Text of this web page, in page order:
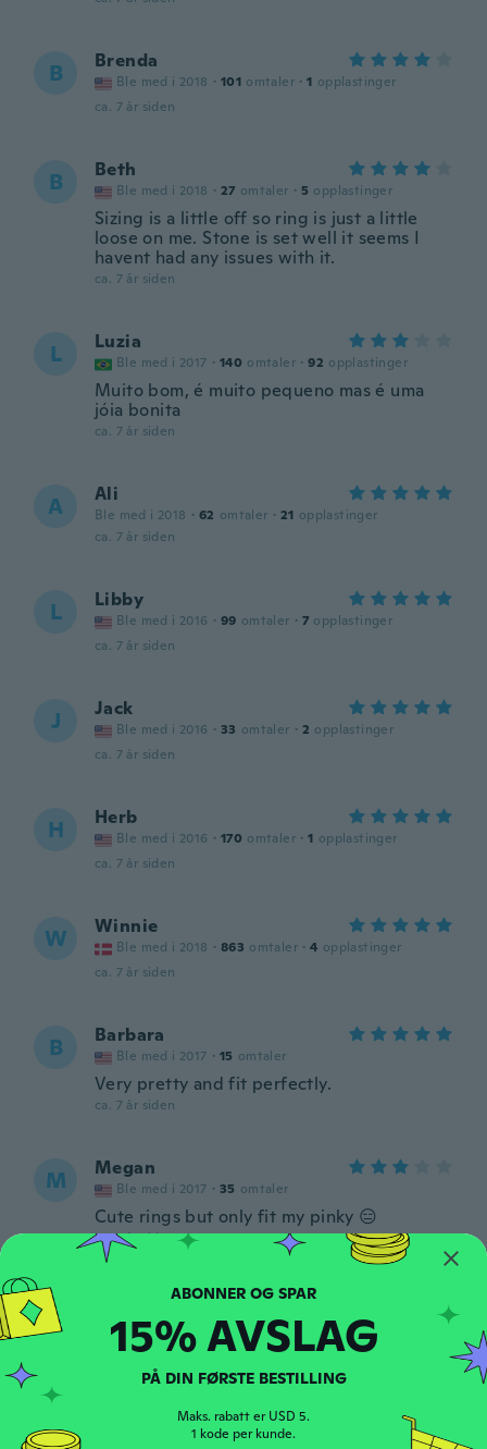
B Brenda
Ble med i 2018 · 101 omtaler · 1 opplastinger
ca. 7 år siden
B Beth
Ble med i 2018 · 27 omtaler · 5 opplastinger
Sizing is a little off so ring is just a little
loose on me. Stone is set well it seems I
havent had any issues with it.
ca. 7 år siden
L Luzia
Ble med i 2017 · 140 omtaler · 92 opplastinger
Muito bom, é muito pequeno mas é uma
jóia bonita
ca. 7 år siden
A Ali
Ble med i 2018 · 62 omtaler · 21 opplastinger
ca. 7 år siden
L Libby
Ble med i 2016 · 99 omtaler · 7 opplastinger
ca. 7 år siden
J Jack
Ble med i 2016 · 33 omtaler · 2 opplastinger
ca. 7 år siden
H Herb
Ble med i 2016 · 170 omtaler · 1 opplastinger
ca. 7 år siden
W Winnie
Ble med i 2018 · 863 omtaler · 4 opplastinger
ca. 7 år siden
B Barbara
Ble med i 2017 · 15 omtaler
Very pretty and fit perfectly.
ca. 7 år siden
M Megan
Ble med i 2017 · 35 omtaler
Cute rings but only fit my pinky 😑
ca. 7 år siden
M Ble med i 2017 · 51 omtaler · 15
opplastinger
ca. 7 år siden
Ble med i 2016 · 34 omtaler
15% AVSLAG
PÅ DIN FØRSTE BESTILLING
Maks. rabatt er USD 5.
1 kode per kunde.